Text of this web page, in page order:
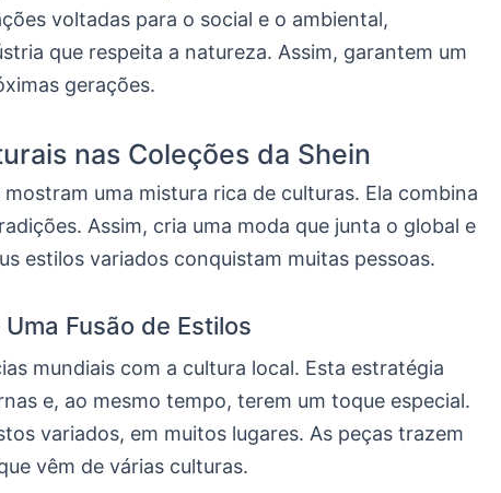
voltadas para o social e o ambiental,
que respeita a natureza. Assim, garantem um
gerações.
nas Coleções da Shein
uma mistura rica de culturas. Ela combina
Assim, cria uma moda que junta o global e
estilos variados conquistam muitas pessoas.
Fusão de Estilos
mundiais com a cultura local. Esta estratégia
e, ao mesmo tempo, terem um toque especial.
variados, em muitos lugares. As peças trazem
vêm de várias culturas.